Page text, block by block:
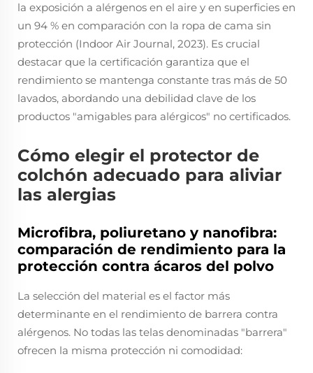
la exposición a alérgenos en el aire y en superficies en
un 94 % en comparación con la ropa de cama sin
protección (Indoor Air Journal, 2023). Es crucial
destacar que la certificación garantiza que el
rendimiento se mantenga constante tras más de 50
lavados, abordando una debilidad clave de los
productos "amigables para alérgicos" no certificados.
Cómo elegir el protector de
colchón adecuado para aliviar
las alergias
Microfibra, poliuretano y nanofibra:
comparación de rendimiento para la
protección contra ácaros del polvo
La selección del material es el factor más
determinante en el rendimiento de barrera contra
alérgenos. No todas las telas denominadas "barrera"
ofrecen la misma protección ni comodidad: